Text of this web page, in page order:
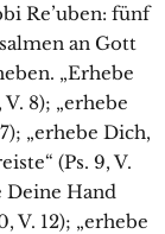
Re’uben: fünf
an Gott
„Erhebe
8); „erhebe
„erhebe Dich,
(Ps. 9, V.
Deine Hand
V. 12); „erhebe